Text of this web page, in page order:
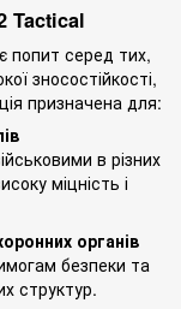
Tactical
попит серед тих,
зносостійкості,
призначена для:
в різних
міцність і
органів
безпеки та
структур.